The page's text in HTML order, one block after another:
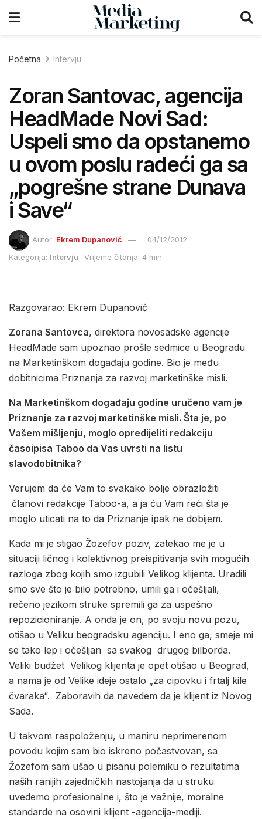
Početna Intervju
Zoran Santovac, agencija
HeadMade Novi Sad:
Uspeli smo da opstanemo
u ovom poslu radeći ga sa
„pogrešne strane Dunava
i Save“
Autor: Ekrem Dupanović
04/12/2012
Kategorija: Intervju Vrijeme čitanja: 4 min
Razgovarao: Ekrem Dupanović
Zorana Santovca, direktora novosadske agencije
HeadMade sam upoznao prošle sedmice u Beogradu
na Marketinškom događaju godine. Bio je među
dobitnicima Priznanja za razvoj marketinške misli.
Na Marketinškom događaju godine uručeno vam je
Priznanje za razvoj marketinške misli. Šta je, po
Vašem mišljenju, moglo opredijeliti redakciju
časoipisa Taboo da Vas uvrsti na listu
slavodobitnika?
Verujem da će Vam to svakako bolje obrazložiti
članovi redakcije Taboo-a, a ja ću Vam reći šta je
moglo uticati na to da Priznanje ipak ne dobijem.
Kada mi je stigao Žozefov poziv, zatekao me je u
situaciji ličnog i kolektivnog preispitivanja svih mogućih
razloga zbog kojih smo izgubili Velikog klijenta. Uradili
smo sve što je bilo potrebno, umili ga i očešljali,
rečeno jezikom struke spremili ga za uspešno
repozicioniranje. A onda je on, po svoju novu pozu,
otišao u Veliku beogradsku agenciju. I eno ga, smeje mi
se tako lep i očešljan sa svakog drugog bilborda.
Veliki budžet Velikog klijenta je opet otišao u Beograd,
a nama je od Velike ideje ostalo „za cipovku i frtalj kile
čvaraka“. Zaboravih da navedem da je klijent iz Novog
Sada.
U takvom raspoloženju, u maniru neprimerenom
povodu kojim sam bio iskreno počastvovan, sa
Žozefom sam ušao u pisanu polemiku o rezultatima
naših ranijih zajedničkih nastojanja da u struku
uvedemo profesionalne i, što je važnije, moralne
standarde na osovini klijent -agencija-mediji.